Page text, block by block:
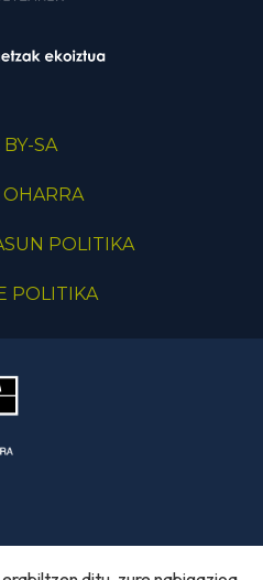
BY-SA
OHARRA
POLITIKA
POLITIKA